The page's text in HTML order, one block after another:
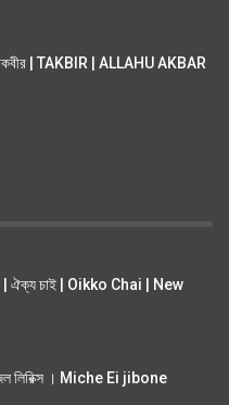
তাকবীর | TAKBIR | ALLAHU AKBAR
| ঐক্য চাই | Oikko Chai | New
লিরিক্স । Miche Ei jibone